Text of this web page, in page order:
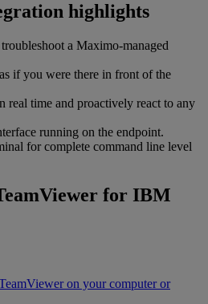
highlights
a Maximo-managed
if you were there in front of the
real time and proactively react to any
running on the endpoint.
for complete command line level
for IBM
on your computer or